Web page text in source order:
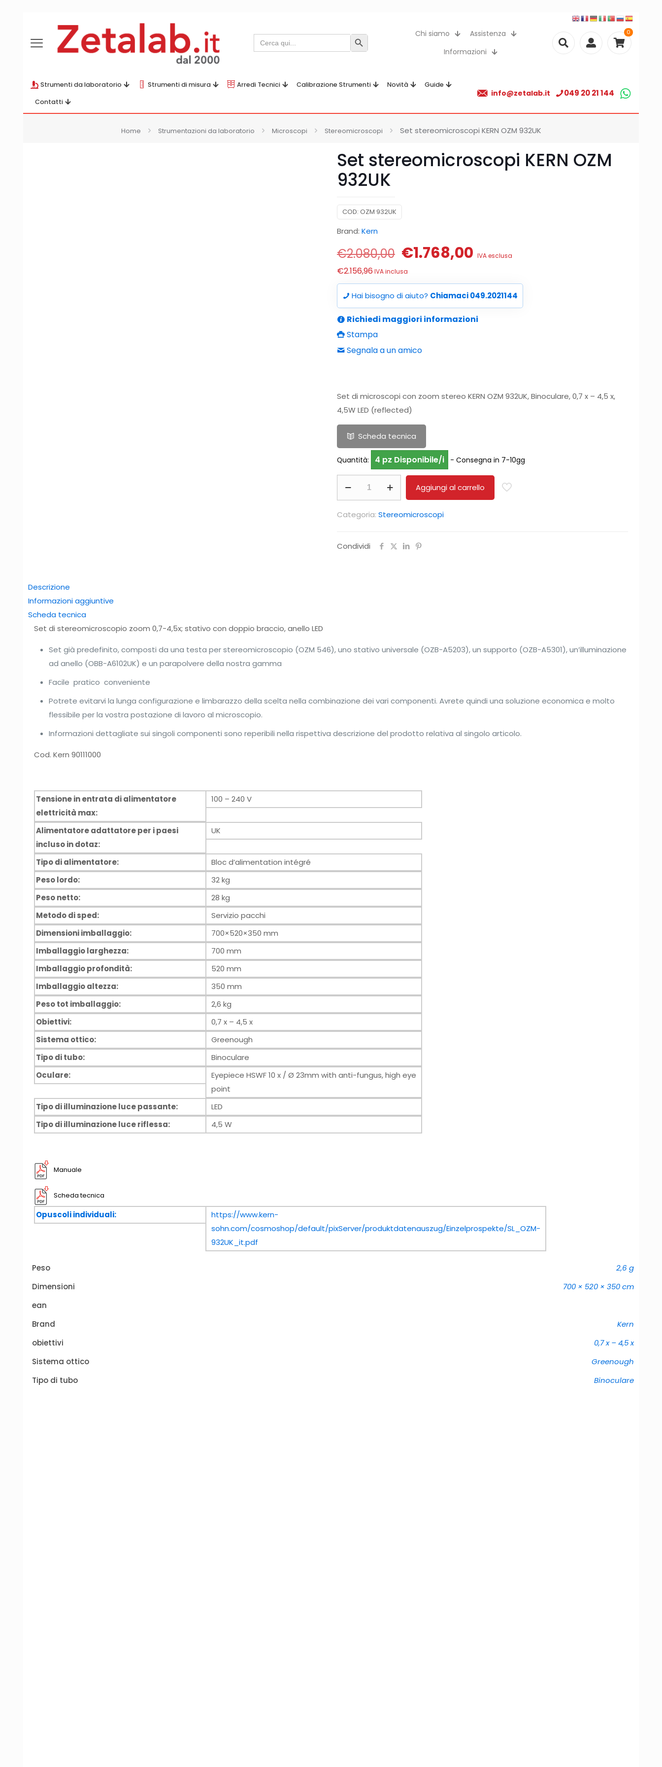
Search
for: Search Button
Chi siamo
Assistenza
Informazioni
0
Strumenti da laboratorio Strumenti di misura Arredi Tecnici Calibrazione Strumenti Novità Guide
Contatti
info@zetalab.it 049 20 21 144
Home Strumentazioni da laboratorio Microscopi Stereomicroscopi Set stereomicroscopi KERN OZM 932UK
Set stereomicroscopi KERN OZM
932UK
COD: OZM 932UK
Brand: Kern
€2.080,00 Il
prezzo
originale
era:
€2.080,00.
€1.768,00 Il
attuale
è:
€1.768,00.
IVA esclusa
€2.156,96 IVA inclusa
Hai bisogno di aiuto? Chiamaci 049.2021144
Richiedi maggiori informazioni
Stampa
Segnala a un amico
Set di microscopi con zoom stereo KERN OZM 932UK, Binoculare, 0,7 x – 4,5 x,
4,5W LED (reflected)
Scheda tecnica
Quantità: 4 pz Disponibile/i - Consegna in 7-10gg
quantità
Aggiungi al carrello
Categoria: Stereomicroscopi
Condividi
Descrizione
Informazioni aggiuntive
Scheda tecnica
Set di stereomicroscopio zoom 0,7-4,5x; stativo con doppio braccio, anello LED
Set già predefinito, composti da una testa per stereomicroscopio (OZM 546), uno stativo universale (OZB-A5203), un supporto (OZB-A5301), un’illuminazione
ad anello (OBB-A6102UK) e un parapolvere della nostra gamma
Facile  pratico  conveniente
Potrete evitarvi la lunga configurazione e limbarazzo della scelta nella combinazione dei vari componenti. Avrete quindi una soluzione economica e molto
flessibile per la vostra postazione di lavoro al microscopio.
Informazioni dettagliate sui singoli componenti sono reperibili nella rispettiva descrizione del prodotto relativa al singolo articolo.
Cod. Kern 90111000
Tensione in entrata di alimentatore
elettricità max:
100 – 240 V
Alimentatore adattatore per i paesi
incluso in dotaz:
UK
Tipo di alimentatore:
Bloc d’alimentation intégré
Peso lordo:
32 kg
Peso netto:
28 kg
Metodo di sped:
Servizio pacchi
Dimensioni imballaggio:
700×520×350 mm
Imballaggio larghezza:
700 mm
Imballaggio profondità:
520 mm
Imballaggio altezza:
350 mm
Peso tot imballaggio:
2,6 kg
Obiettivi:
0,7 x – 4,5 x
Sistema ottico:
Greenough
Tipo di tubo:
Binoculare
Oculare:
Eyepiece HSWF 10 x / Ø 23mm with anti-fungus, high eye
point
Tipo di illuminazione luce passante:
LED
Tipo di illuminazione luce riflessa:
4,5 W
Manuale
Scheda tecnica
Opuscoli individuali:
https://www.kern-
sohn.com/cosmoshop/default/pixServer/produktdatenauszug/Einzelprospekte/SL_OZM-
932UK_it.pdf
Peso
2,6 g
Dimensioni
700 × 520 × 350 cm
ean
Brand
Kern
obiettivi
0,7 x – 4,5 x
Sistema ottico
Greenough
Tipo di tubo
Binoculare